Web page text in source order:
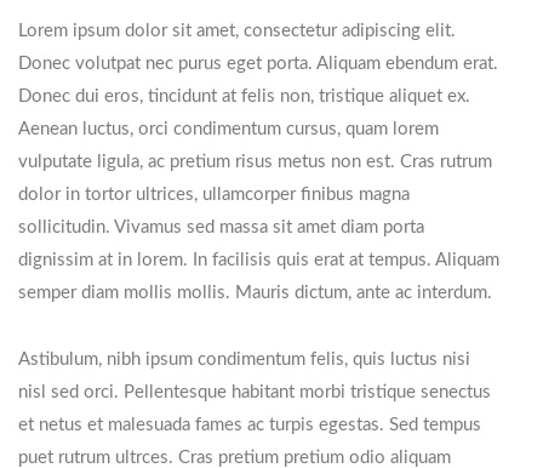
Lorem ipsum dolor sit amet, consectetur adipiscing elit.
Donec volutpat nec purus eget porta. Aliquam ebendum erat.
Donec dui eros, tincidunt at felis non, tristique aliquet ex.
Aenean luctus, orci condimentum cursus, quam lorem
vulputate ligula, ac pretium risus metus non est. Cras rutrum
dolor in tortor ultrices, ullamcorper finibus magna
sollicitudin. Vivamus sed massa sit amet diam porta
dignissim at in lorem. In facilisis quis erat at tempus. Aliquam
semper diam mollis mollis. Mauris dictum, ante ac interdum.
Astibulum, nibh ipsum condimentum felis, quis luctus nisi
nisl sed orci. Pellentesque habitant morbi tristique senectus
et netus et malesuada fames ac turpis egestas. Sed tempus
puet rutrum ultrces. Cras pretium pretium odio aliquam